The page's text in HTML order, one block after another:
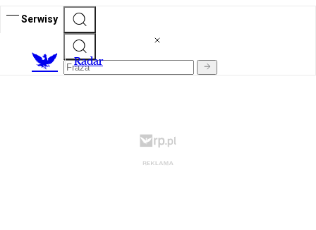
Serwisy
Radar